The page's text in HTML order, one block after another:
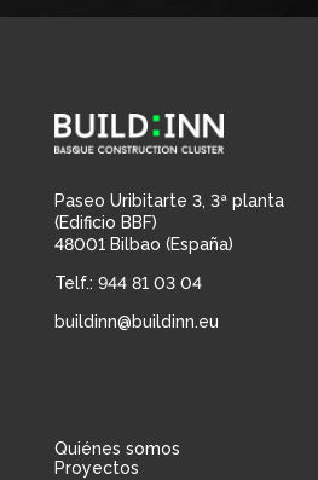
Paseo Uribitarte 3, 3ª planta
(Edificio BBF)
48001 Bilbao (España)
Telf.: 944 81 03 04
buildinn@buildinn.eu
Quiénes somos
Proyectos